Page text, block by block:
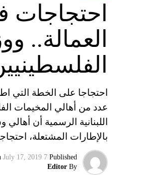
العمالة..
احتجاجا على الخطة التي
عدد من أهالي المخيمات
اللبنانية الرسمية أن
بالإطارات المشتعلة،
Published
7 years ago
July 17, 2019
By
Editor